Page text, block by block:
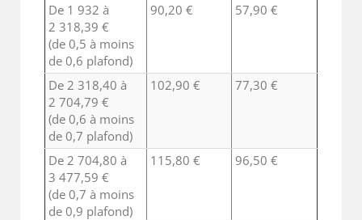
De 1 932 à
2 318,39 €
(de 0,5 à moins
de 0,6 plafond)
90,20 € 57,90 €
De 2 318,40 à
2 704,79 €
(de 0,6 à moins
de 0,7 plafond)
102,90 € 77,30 €
De 2 704,80 à
3 477,59 €
(de 0,7 à moins
de 0,9 plafond)
115,80 € 96,50 €